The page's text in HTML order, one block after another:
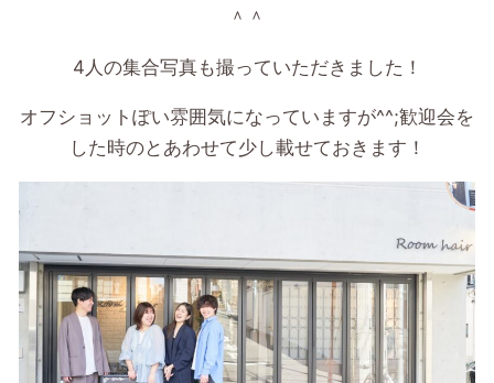
＾＾
4 人の集合写真も撮っていただきました！
オフショットぽい雰囲気になっていますが^^;歓迎会を
した時のとあわせて少し載せておきます！